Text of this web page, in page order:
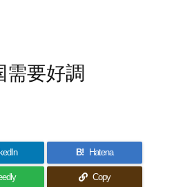
要好調
B! Hatena
Copy